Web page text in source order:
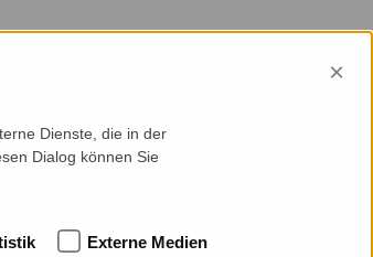
×
Dienste, die in der
Dialog können Sie
Externe Medien